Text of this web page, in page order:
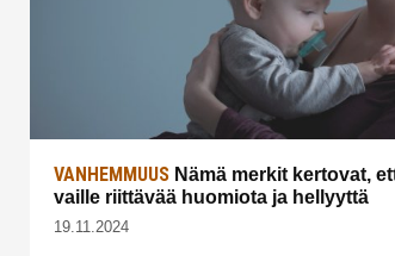
VANHEMMUUS Nämä merkit kertovat,
vaille riittävää huomiota ja hellyyttä
19.11.2024